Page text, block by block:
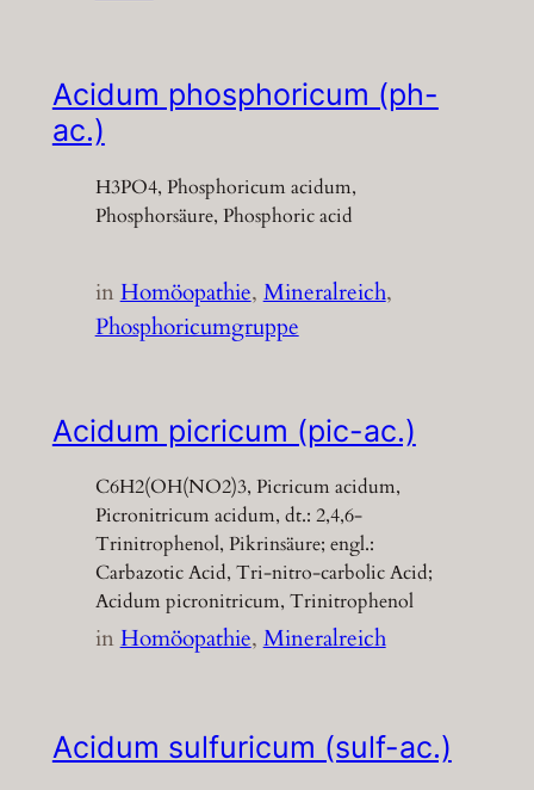
Acidum phosphoricum (ph-
ac.)
H3PO4, Phosphoricum acidum,
Phosphorsäure, Phosphoric acid
inHomöopathie, Mineralreich
Phosphoricumgruppe
Acidum picricum (pic-ac.)
C6H2(OH(NO2)3, Picricum acidum,
Picronitricum acidum, dt.: 2,4,6-
Trinitrophenol, Pikrinsäure; engl.:
Carbazotic Acid, Tri-nitro-carbolic Acid;
Acidum picronitricum, Trinitrophenol
inHomöopathie, Mineralreich
Acidum sulfuricum (sulf-ac.)